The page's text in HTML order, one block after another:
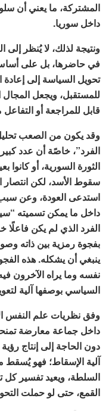
المشتركة، ما يعني أن
داخل سوريا.
ونتيجة لذلك، لا يُنظر
في حاضرها، بل على
تحويل السياسة إلى إعادة
للمستقبل، ويجعل المجال
قابل للمراجعة أو التفاعل
وقد يكون من الصعب
الفرد”، خاصًة أن عدد
الثورة السورية، أو كانوا
سقوط الأسد، لكن انتصار
استدعى العودة، وعن
داخل ما يمكن تسميته
الفرد الذي لم يكن فاعلًا
بفجوة رمزية بين ذاته
ينبغي أن يشكله. هذه
نفسه وما يراه الآخرون
السياسي بوصفها آلية
وفق نظريات علم النفس
داخل جماعة معارضة تمنحه
دون الحاجة إلى إنتاج
آلية الإسقاط؛ فهو
السلطة، ويعيد تفسير كل
القمع، حتى لو حملت